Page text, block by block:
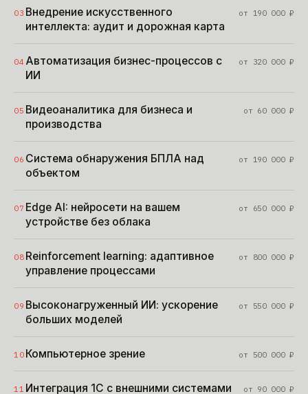
03 Внедрение искусственного
интеллекта: аудит и дорожная карта
от 190 000₽
04 Автоматизация бизнес-процессов с
ИИ
от 320 000₽
05 Видеоаналитика для бизнеса и
производства
от 60 000₽
06 Система обнаружения БПЛА над
объектом
от 190 000₽
07 Edge AI: нейросети на вашем
устройстве без облака
от 650 000₽
08 Reinforcement learning: адаптивное
управление процессами
от 800 000₽
09 Высоконагруженный ИИ: ускорение
больших моделей
от 550 000₽
10 Компьютерное зрение от 500 000₽
11 Интеграция 1С с внешними системами от 90 000₽